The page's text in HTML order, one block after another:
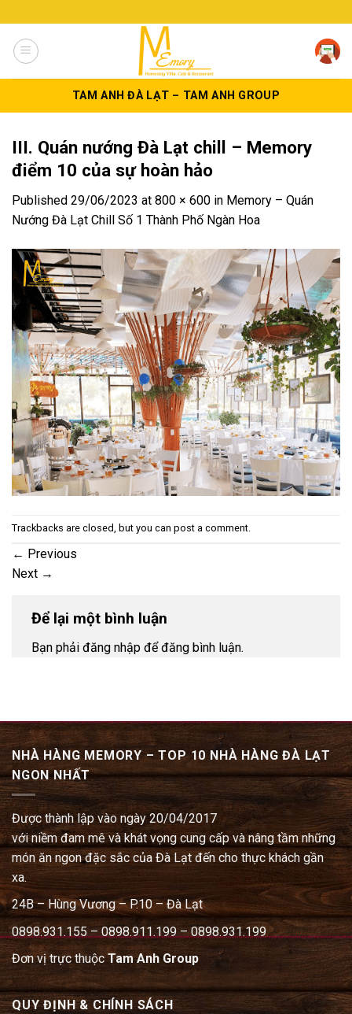
to
content
TAM ANH ĐÀ LẠT – TAM ANH GROUP
III. Quán nướng Đà Lạt chill – Memory
điểm 10 của sự hoàn hảo
Published 29/06/2023 at 800 × 600 in Memory – Quán
Nướng Đà Lạt Chill Số 1 Thành Phố Ngàn Hoa
Trackbacks are closed, but you can post a comment.
← Previous
Next →
Để lại một bình luận
Bạn phải đăng nhập để đăng bình luận.
NHÀ HÀNG MEMORY – TOP 10 NHÀ HÀNG ĐÀ LẠT
NGON NHẤT
Được thành lập vào ngày 20/04/2017
với niềm đam mê và khát vọng cung cấp và nâng tầm những
món ăn ngon đặc sắc của Đà Lạt đến cho thực khách gần
xa.
24B – Hùng Vương – P.10 – Đà Lạt
0898.931.155 – 0898.911.199 – 0898.931.199
Đơn vị trực thuộcTam Anh Group
QUY ĐỊNH & CHÍNH SÁCH